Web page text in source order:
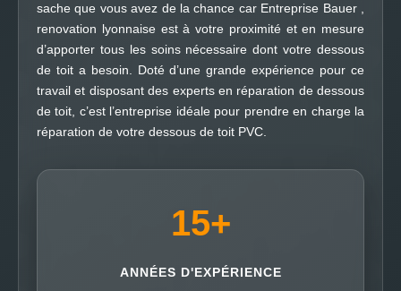
sache que vous avez de la chance car Entreprise Bauer ,
renovation lyonnaise est à votre proximité et en mesure
d’apporter tous les soins nécessaire dont votre dessous
de toit a besoin. Doté d’une grande expérience pour ce
travail et disposant des experts en réparation de dessous
de toit, c’est l’entreprise idéale pour prendre en charge la
réparation de votre dessous de toit PVC.
15+
ANNÉES D'EXPÉRIENCE